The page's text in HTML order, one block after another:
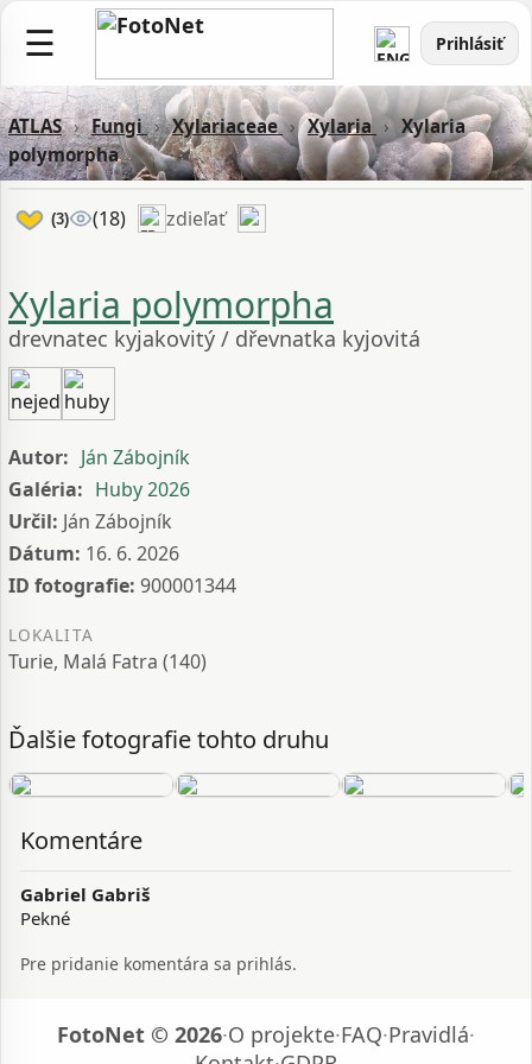
☰ Prihlásiť
ATLAS › Fungi › Xylariaceae › Xylaria › Xylaria
polymorpha
(3) (18) zdieľať
Xylaria polymorpha
drevnatec kyjakovitý / dřevnatka kyjovitá
Autor: Ján Zábojník
Galéria: Huby 2026
Určil: Ján Zábojník
Dátum: 16. 6. 2026
ID fotografie: 900001344
LOKALITA
Turie, Malá Fatra (140)
Ďalšie fotografie tohto druhu
Komentáre
Gabriel Gabriš
Pekné
Pre pridanie komentára sa prihlás.
FotoNet © 2026·O projekte·FAQ·Pravidlá·